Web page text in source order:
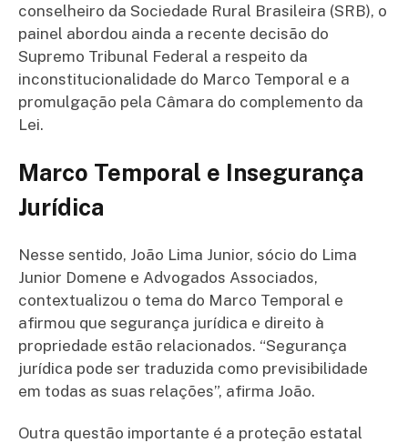
conselheiro da Sociedade Rural Brasileira (SRB), o
painel abordou ainda a recente decisão do
Supremo Tribunal Federal a respeito da
inconstitucionalidade do Marco Temporal e a
promulgação pela Câmara do complemento da
Lei.
Marco Temporal e Insegurança
Jurídica
Nesse sentido, João Lima Junior, sócio do Lima
Junior Domene e Advogados Associados,
contextualizou o tema do Marco Temporal e
afirmou que segurança jurídica e direito à
propriedade estão relacionados. “Segurança
jurídica pode ser traduzida como previsibilidade
em todas as suas relações”, afirma João.
Outra questão importante é a proteção estatal